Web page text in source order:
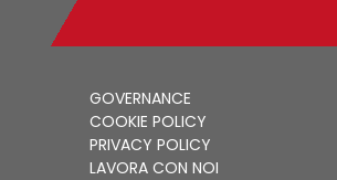
GOVERNANCE
COOKIE POLICY
PRIVACY POLICY
LAVORA CON NOI